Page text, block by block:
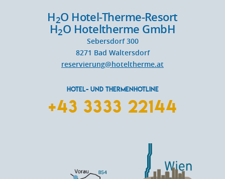
H2O Hotel-Therme-Resort
H2O Hoteltherme GmbH
Sebersdorf 300
8271 Bad Waltersdorf
reservierung@hoteltherme.at
HOTEL- UND THERMENHOTLINE
+43 3333 22144